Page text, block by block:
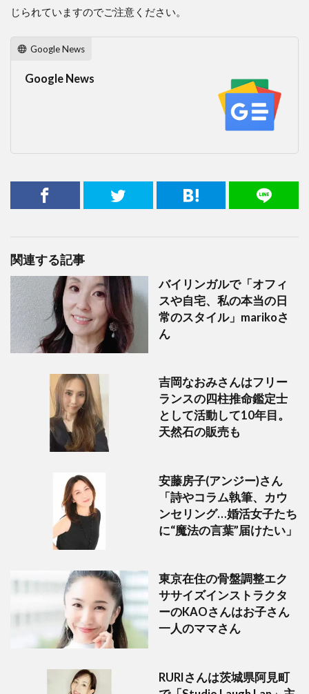
じられていますのでご注意ください。
Google News
Google News
関連する記事
バイリンガルで「オフィ
スや自宅、私の本当の日
常のスタイル」marikoさ
ん
吉岡なおみさんはフリー
ランスの四柱推命鑑定士
として活動して10年目。
天然石の販売も
安藤房子(アンジー)さん
「詩やコラム執筆、カウ
ンセリング…婚活女子たち
に“魔法の言葉”届けたい」
東京在住の骨盤調整エク
ササイズインストラクタ
ーのKAOさんはお子さん
一人のママさん
RURIさんは茨城県阿見町